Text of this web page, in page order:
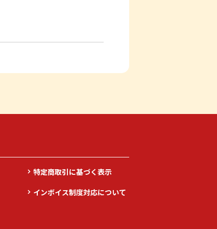
特定商取引に基づく表示
インボイス制度対応について